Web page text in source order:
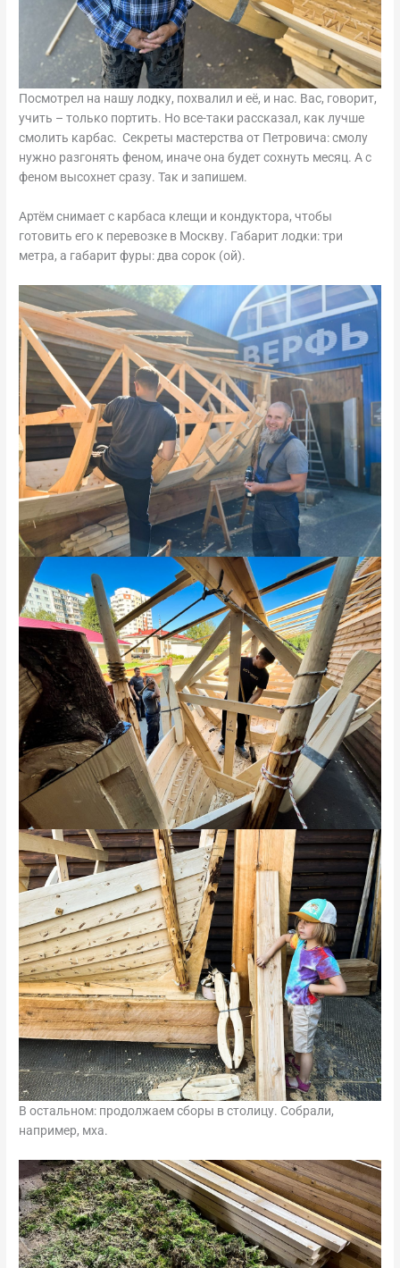
Посмотрел на нашу лодку, похвалил и её, и нас. Вас, говорит,
учить – только портить. Но все-таки рассказал, как лучше
смолить карбас. Секреты мастерства от Петровича: смолу
нужно разгонять феном, иначе она будет сохнуть месяц. А с
феном высохнет сразу. Так и запишем.
Артём снимает с карбаса клещи и кондуктора, чтобы
готовить его к перевозке в Москву. Габарит лодки: три
метра, а габарит фуры: два сорок (ой).
В остальном: продолжаем сборы в столицу. Собрали,
например, мха.